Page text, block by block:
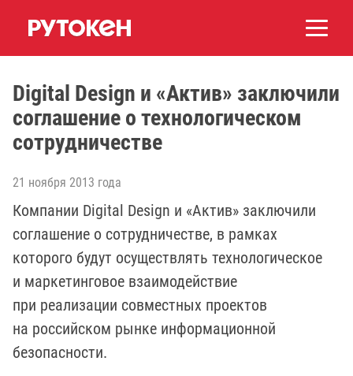
Digital Design и «Актив» заключили
соглашение о технологическом
сотрудничестве
21 ноября 2013 года
Компании Digital Design и «Актив» заключили
соглашение о сотрудничестве, в рамках
которого будут осуществлять технологическое
и маркетинговое взаимодействие
при реализации совместных проектов
на российском рынке информационной
безопасности.